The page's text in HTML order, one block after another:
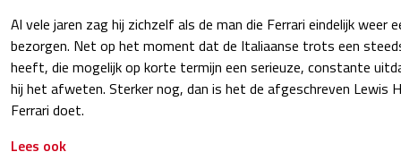
Al vele jaren zag hij zichzelf als de man die Ferrari eindelijk weer
bezorgen. Net op het moment dat de Italiaanse trots een
heeft, die mogelijk op korte termijn een serieuze, constante
hij het afweten. Sterker nog, dan is het de afgeschreven Lewis
Ferrari doet.
Lees ook